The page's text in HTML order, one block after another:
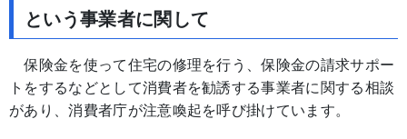
という事業者に関して
保険金を使って住宅の修理を行う、保険金の請求サポー
トをするなどとして消費者を勧誘する事業者に関する相談
があり、消費者庁が注意喚起を呼び掛けています。